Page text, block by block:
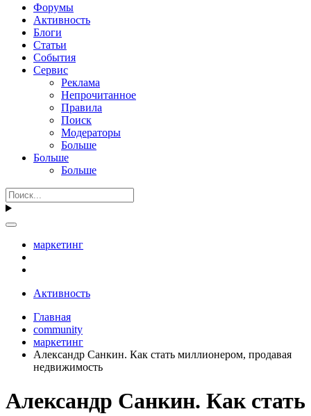
Форумы
Активность
Блоги
Статьи
События
Сервис
Реклама
Непрочитанное
Правила
Поиск
Модераторы
Больше
Больше
Больше
маркетинг
Активность
Главная
community
маркетинг
Александр Санкин. Как стать миллионером, продавая
недвижимость
Александр Санкин. Как стать